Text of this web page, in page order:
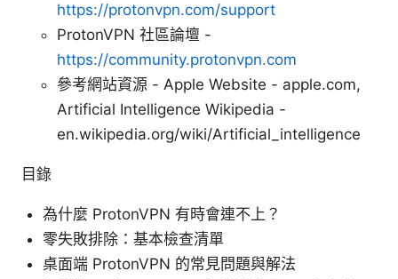
https://protonvpn.com/support
ProtonVPN 社區論壇 -
https://community.protonvpn.com
參考網站資源 - Apple Website - apple.com,
Artificial Intelligence Wikipedia -
en.wikipedia.org/wiki/Artificial_intelligence
目錄
為什麼 ProtonVPN 有時會連不上？
零失敗排除：基本檢查清單
桌面端 ProtonVPN 的常見問題與解法